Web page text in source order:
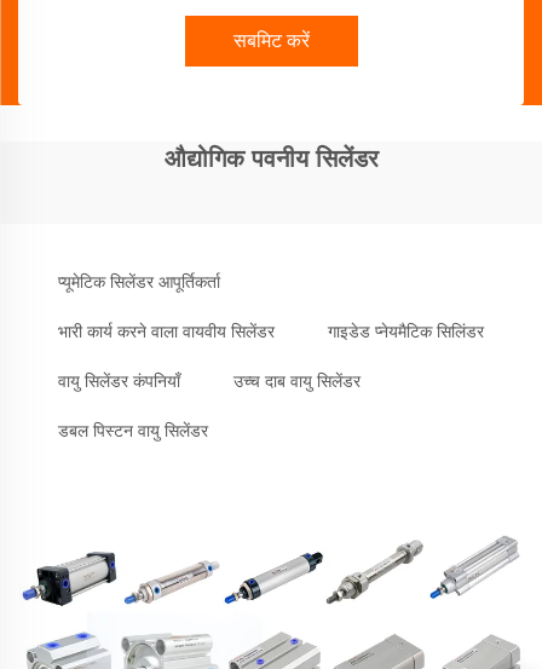
सबमिट करें
औद्योगिक पवनीय सिलेंडर
प्यूमेटिक सिलेंडर आपूर्तिकर्ता
भारी कार्य करने वाला वायवीय सिलेंडर गाइडेड प्नेयमैटिक सिलिंडर
वायु सिलेंडर कंपनियाँ उच्च दाब वायु सिलेंडर
डबल पिस्टन वायु सिलेंडर